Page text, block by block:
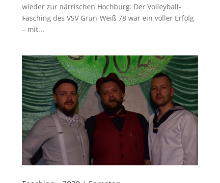
wieder zur närrischen Hochburg: Der Volleyball-
Fasching des VSV Grün-Weiß 78 war ein voller Erfolg
– mit...